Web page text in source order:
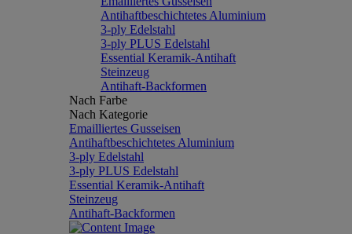
Antihaftbeschichtetes Aluminium
3-ply Edelstahl
3-ply PLUS Edelstahl
Essential Keramik-Antihaft
Steinzeug
Antihaft-Backformen
Nach Farbe
Nach Kategorie
Emailliertes Gusseisen
Antihaftbeschichtetes Aluminium
3-ply Edelstahl
3-ply PLUS Edelstahl
Essential Keramik-Antihaft
Steinzeug
Antihaft-Backformen